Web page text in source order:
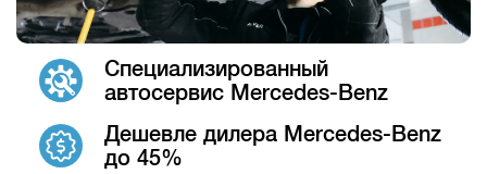
Специализированный
автосервис Mercedes-Benz
Дешевле дилера Mercedes-Benz
до 45%